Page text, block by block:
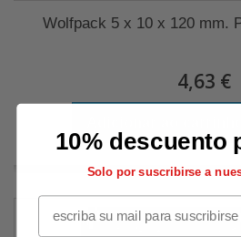
Wolfpack 5 x 10 x 120 mm.
4,63 €
10% descuento
Solo por suscribirse a